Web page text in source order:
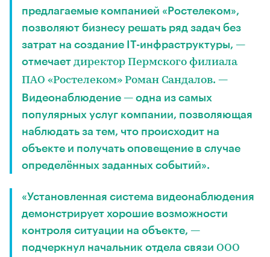
предлагаемые компанией «Ростелеком»,
позволяют бизнесу решать ряд задач без
затрат на создание IT-инфраструктуры, —
отмечает директор Пермского филиала
ПАО «Ростелеком» Роман Сандалов. —
Видеонаблюдение — одна из самых
популярных услуг компании, позволяющая
наблюдать за тем, что происходит на
объекте и получать оповещение в случае
определённых заданных событий».
«Установленная система видеонаблюдения
демонстрирует хорошие возможности
контроля ситуации на объекте, —
подчеркнул начальник отдела связи ООО